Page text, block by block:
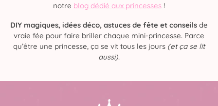
notre blog dédié aux princesses !
DIY magiques, idées déco, astuces de fête et conseils de
vraie fée pour faire briller chaque mini-princesse. Parce
qu’être une princesse, ça se vit tous les jours (et ça se lit
aussi).